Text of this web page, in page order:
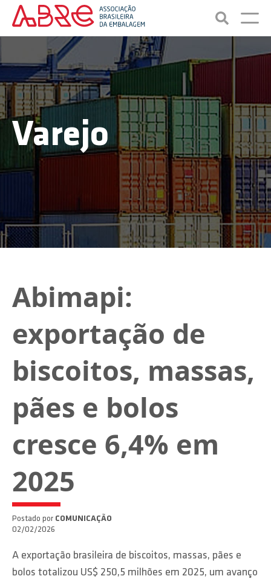
Varejo
Abimapi:
exportação de
biscoitos, massas,
pães e bolos
cresce 6,4% em
2025
Postado por COMUNICAÇÃO
02/02/2026
A exportação brasileira de biscoitos, massas, pães e
bolos totalizou US$ 250,5 milhões em 2025, um avanço